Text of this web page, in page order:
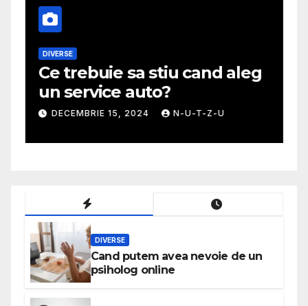
DIVERSE
Ce trebuie sa stiu cand aleg
un service auto?
DECEMBRIE 15, 2024 N-U-T-Z-U
DIVERSE
Cand putem avea nevoie de un
psiholog online